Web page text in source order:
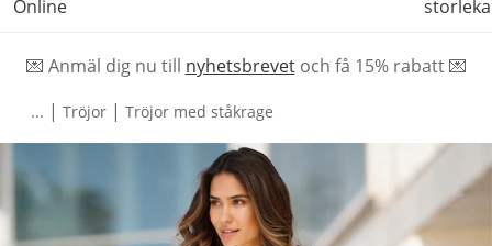
Online
💌 Anmäl dig nu till nyhetsbrevetoch få 15% rabatt 💌
... | Tröjor | Tröjor med ståkrage